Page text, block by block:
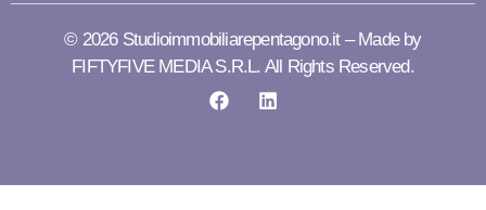
© 2026 Studioimmobiliarepentagono.it – Made by
FIFTYFIVE MEDIA S.R.L. All Rights Reserved.